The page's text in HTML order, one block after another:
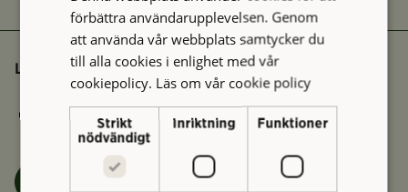
Ladda ner
Vård- och underhållsplan Kvibergs Kaserner
Felanmälan
förbättra användarupplevelsen. Genom
att använda vår webbplats samtycker du
till alla cookies i enlighet med vår
cookiepolicy. Läs om vår cookie policy
Strikt
nödvändigt
Inriktning Funktioner